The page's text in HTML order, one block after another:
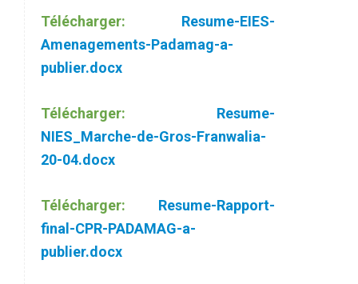
Télécharger:
Resume-EIES-
Amenagements-Padamag-a-
publier.docx
Télécharger:
Resume-
NIES_Marche-de-Gros-Franwalia-
20-04.docx
Télécharger:
Resume-Rapport-
final-CPR-PADAMAG-a-
publier.docx